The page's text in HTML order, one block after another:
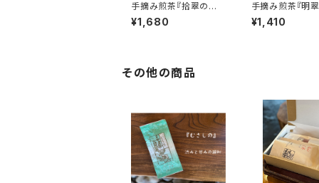
手摘み煎茶『拾翠の香
り』50ｇ 【古谷園】
¥1,680
手摘み煎茶『明
り』50ｇ 【古谷
¥1,410
その他の商品